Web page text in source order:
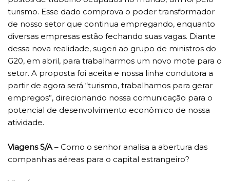
turismo. Esse dado comprova o poder transformador
de nosso setor que continua empregando, enquanto
diversas empresas estão fechando suas vagas. Diante
dessa nova realidade, sugeri ao grupo de ministros do
G20, em abril, para trabalharmos um novo mote para o
setor. A proposta foi aceita e nossa linha condutora a
partir de agora será “turismo, trabalhamos para gerar
empregos”, direcionando nossa comunicação para o
potencial de desenvolvimento econômico de nossa
atividade.
Viagens S/A– Como o senhor analisa a abertura das
companhias aéreas para o capital estrangeiro?